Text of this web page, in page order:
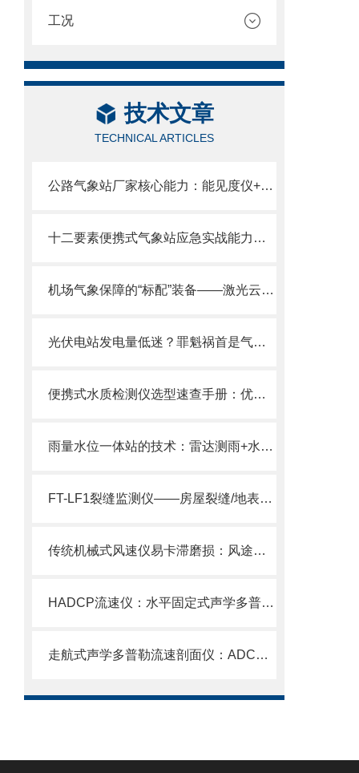
工况
技术文章
TECHNICAL ARTICLES
公路气象站厂家核心能力：能见度仪+六要素+路面传感器全栈自研
十二要素便携式气象站应急实战能力：现场组装/2分钟部署/数据秒出。
机场气象保障的“标配”装备——激光云高仪守护航班起降安全
光伏电站发电量低迷？罪魁祸首是气象监测失准—高精度光伏气象站请收好。
便携式水质检测仪选型速查手册：优质厂商推荐+核心参数对比（2026更新）
雨量水位一体站的技术：雷达测雨+水位监测双模块一体化集成架构
FT-LF1裂缝监测仪——房屋裂缝/地表裂隙/卸荷裂隙相对位移精准测量。
传统机械式风速仪易卡滞磨损：风途隧道风速风向检测器超声波全固态免维护
HADCP流速仪：水平固定式声学多普勒流速剖面仪内陆水域流量监测性价比之选
走航式声学多普勒流速剖面仪：ADCP剖面分层测流，水体流态变化一网打尽！